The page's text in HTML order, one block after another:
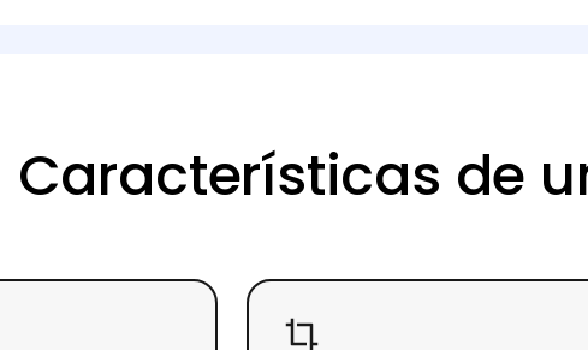
Características de